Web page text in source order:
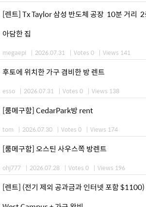
[렌트] Tx Taylor 삼성 반도체 공장 10분 거리 2
아담한 집
megaepi | 2026.07.31 | Votes 0 | Views 141
후토에 위치한 가구 겸비한 방 렌트
esso | 2026.07.31 | Votes 0 | Views 138
[룸메구함] CedarPark방 rent
tom | 2026.07.30 | Votes 0 | Views 174
[룸메구함] 오스틴 사우스쪽 방렌트
ohj777 | 2026.07.28 | Votes 0 | Views 196
[렌트] (전기 제외 공과금과 인터넷 포함